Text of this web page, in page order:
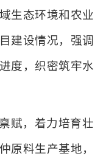
生态环境和农业
建设情况，强调
度，织密筑牢水
赋，着力培育壮
原料生产基地，